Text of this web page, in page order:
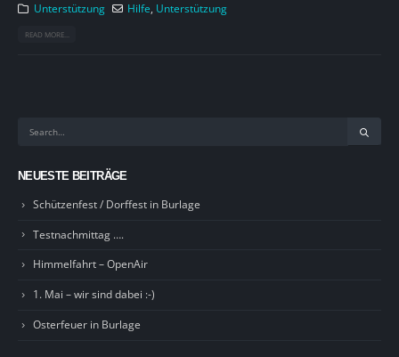
Unterstützung Hilfe, Unterstützung
READ MORE...
NEUESTE BEITRÄGE
Schützenfest / Dorffest in Burlage
Testnachmittag ….
Himmelfahrt – OpenAir
1. Mai – wir sind dabei :-)
Osterfeuer in Burlage